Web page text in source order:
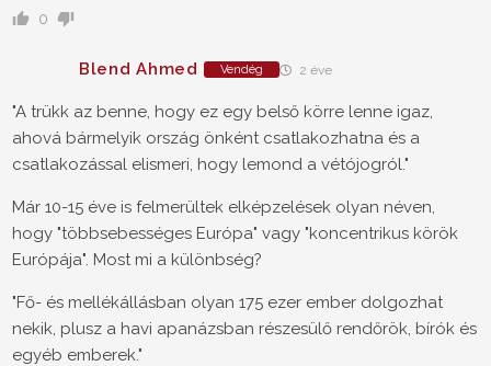
0
Blend Ahmed Vendég 2 éve
"A trükk az benne, hogy ez egy belső körre lenne igaz,
ahová bármelyik ország önként csatlakozhatna és a
csatlakozással elismeri, hogy lemond a vétójogról."
Már 10-15 éve is felmerültek elképzelések olyan néven,
hogy "többsebességes Európa" vagy "koncentrikus körök
Európája". Most mi a különbség?
"Fő- és mellékállásban olyan 175 ezer ember dolgozhat
nekik, plusz a havi apanázsban részesülő rendőrök, bírók és
egyéb emberek."